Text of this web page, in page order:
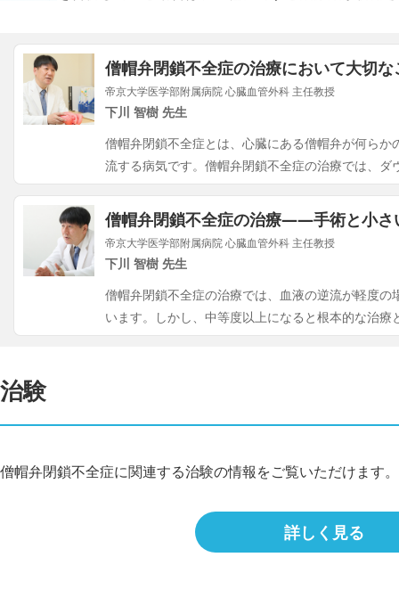
僧帽弁閉鎖不全症の治療において大切な
帝京大学医学部附属病院 心臓血管外科 主任教授
下川 智樹 先生
僧帽弁閉鎖不全症とは、心臓にある僧帽弁が何ら
流する病気です。僧帽弁閉鎖不全症の治療では、ダ
僧帽弁閉鎖不全症の治療――​​手術と小さ
帝京大学医学部附属病院 心臓血管外科 主任教授
下川 智樹 先生
僧帽弁閉鎖不全症の治療では、血液の逆流が軽度
います。しかし、中等度以上になると根本的な治療
治験
僧帽弁閉鎖不全症に関連する治験の情報をご覧いただけます。
詳しく見る